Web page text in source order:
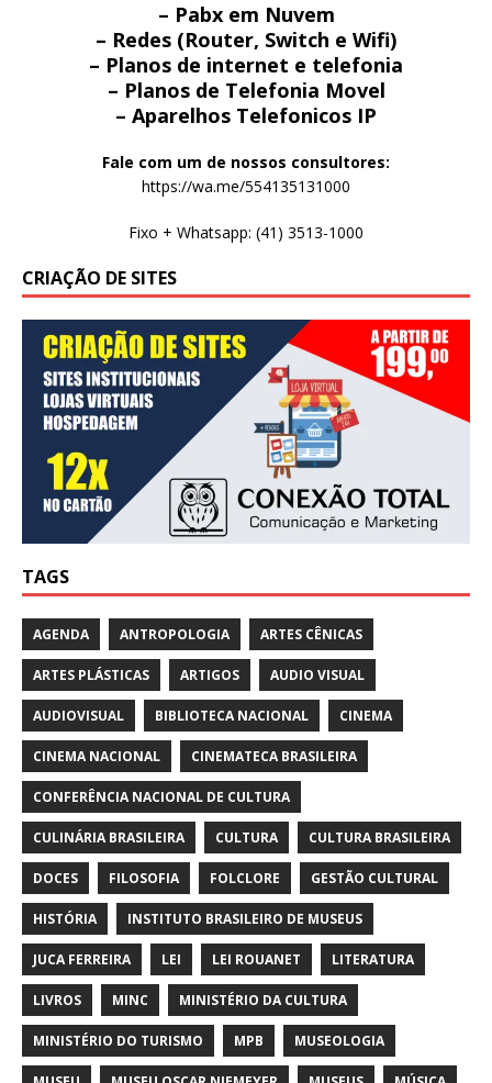
– Pabx em Nuvem
– Redes (Router, Switch e Wifi)
– Planos de internet e telefonia
– Planos de Telefonia Movel
– Aparelhos Telefonicos IP
Fale com um de nossos consultores:
https://wa.me/554135131000
Fixo + Whatsapp: (41) 3513-1000
CRIAÇÃO DE SITES
TAGS
AGENDA ANTROPOLOGIA ARTES CÊNICAS
ARTES PLÁSTICAS ARTIGOS AUDIO VISUAL
AUDIOVISUAL BIBLIOTECA NACIONAL CINEMA
CINEMA NACIONAL CINEMATECA BRASILEIRA
CONFERÊNCIA NACIONAL DE CULTURA
CULINÁRIA BRASILEIRA CULTURA CULTURA BRASILEIRA
DOCES FILOSOFIA FOLCLORE GESTÃO CULTURAL
HISTÓRIA INSTITUTO BRASILEIRO DE MUSEUS
JUCA FERREIRA LEI LEI ROUANET LITERATURA
LIVROS MINC MINISTÉRIO DA CULTURA
MINISTÉRIO DO TURISMO MPB MUSEOLOGIA